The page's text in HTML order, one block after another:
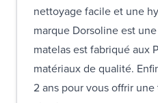
nettoyage facile et une
marque Dorsoline est
matelas est fabriqué aux
matériaux de qualité.
2 ans pour vous offrir